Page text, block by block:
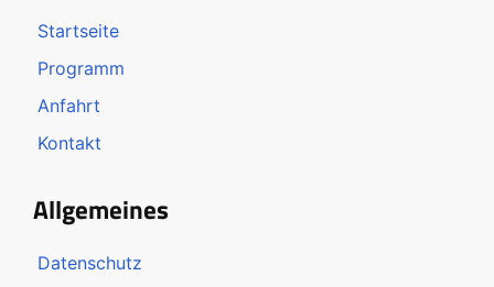
Startseite
Programm
Anfahrt
Kontakt
Allgemeines
Datenschutz